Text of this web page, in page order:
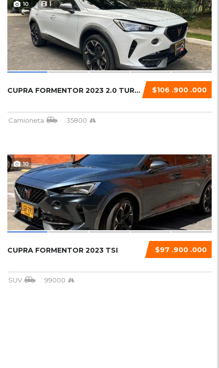
10 1
$106 .900 .000
CUPRA FORMENTOR 2023 2.0 TURBO
Camioneta 35800
10
$97 .900 .000
CUPRA FORMENTOR 2023 TSI
SUV 99000